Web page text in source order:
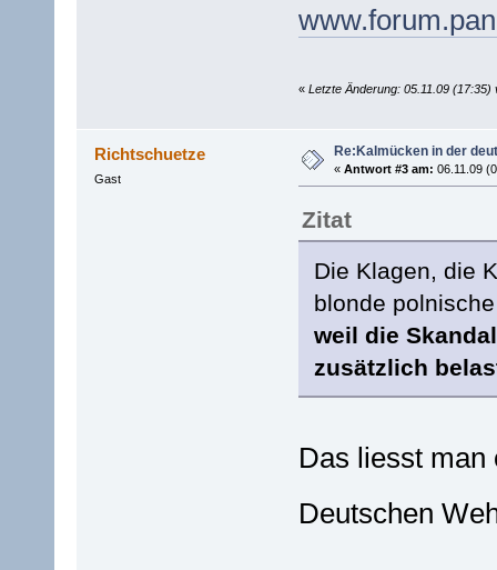
« Letzte Änderung: 05.11.09 (17:35)
Richtschuetze
Gast
Re:Kalmücken in der
« Antwort #3 am: 06.11.09
Zitat
Die Klagen, die
blonde
weil die
zusätzlich
Das liesst man
Deutschen